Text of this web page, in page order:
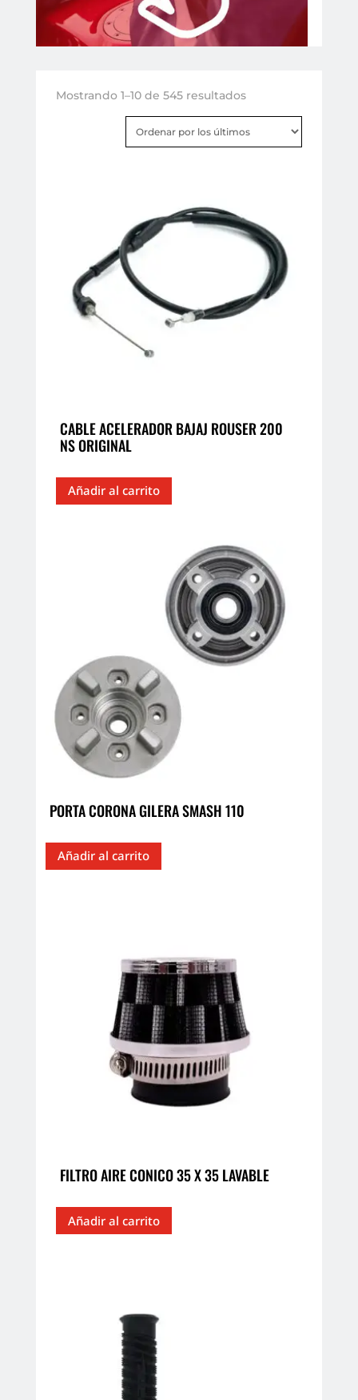
Mostrando 1–10 de 545 resultadosOrdenado
por
los
últimos
CABLE ACELERADOR BAJAJ ROUSER 200
NS ORIGINAL
Añadir al carrito
PORTA CORONA GILERA SMASH 110
Añadir al carrito
FILTRO AIRE CONICO 35 X 35 LAVABLE
Añadir al carrito